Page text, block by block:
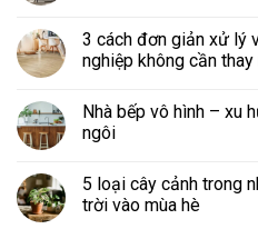
3 cách đơn giản xử lý
nghiệp không cần
Nhà bếp vô hình – xu
ngôi
5 loại cây cảnh trong
trời vào mùa hè